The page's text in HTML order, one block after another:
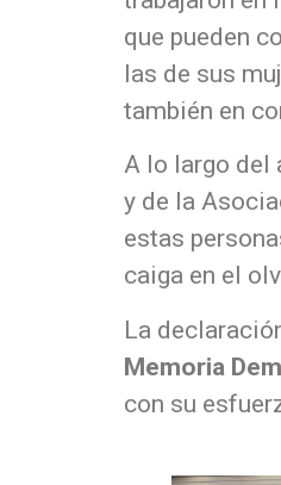
que pueden
las de sus
también en
A lo largo del
y de la
estas
caiga en el
La
Memoria
con su